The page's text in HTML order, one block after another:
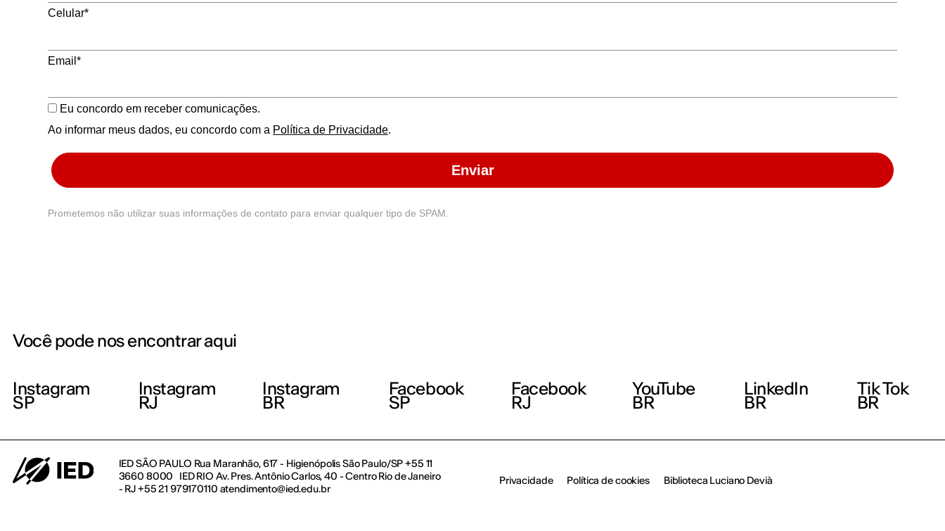
Celular*
Email*
Eu concordo em receber comunicações.
Ao informar meus dados, eu concordo com a Política de Privacidade.
Enviar
Prometemos não utilizar suas informações de contato para enviar qualquer tipo de SPAM.
Você pode nos encontrar aqui
Instagram
SP
Instagram
RJ
Instagram
BR
Facebook
SP
Facebook
RJ
YouTube
BR
LinkedIn
BR
Tik Tok
BR
IED SÃO PAULO Rua Maranhão, 617 - Higienópolis São Paulo/SP +55 11
3660 8000 IED RIO Av. Pres. Antônio Carlos, 40 - Centro Rio de Janeiro
- RJ +55 21 979170110 atendimento@ied.edu.br
Privacidade Política de cookies Biblioteca Luciano Devià